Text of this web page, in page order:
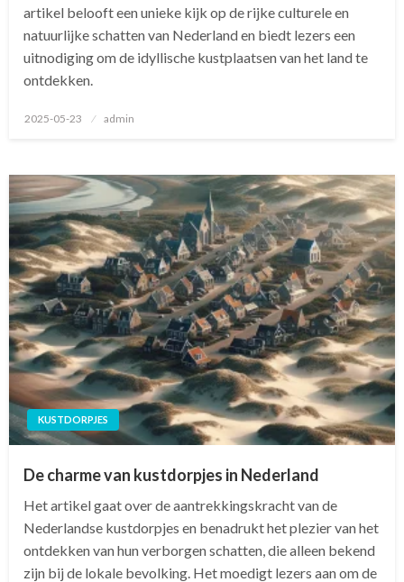
artikel belooft een unieke kijk op de rijke culturele en
natuurlijke schatten van Nederland en biedt lezers een
uitnodiging om de idyllische kustplaatsen van het land te
ontdekken.
Geplaatst
2025-05-23 admin
KUSTDORPJES
De charme van kustdorpjes in Nederland
Het artikel gaat over de aantrekkingskracht van de
Nederlandse kustdorpjes en benadrukt het plezier van het
ontdekken van hun verborgen schatten, die alleen bekend
zijn bij de lokale bevolking. Het moedigt lezers aan om de